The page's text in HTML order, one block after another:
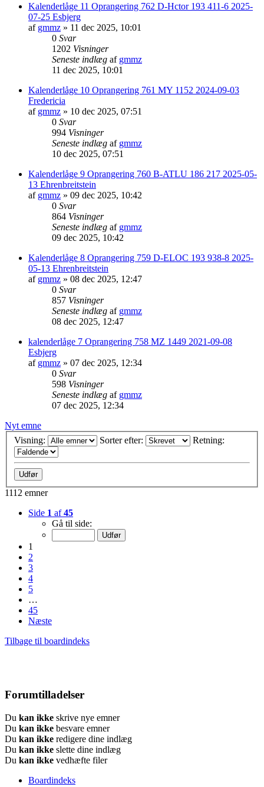
Kalenderlåge 11 Oprangering 762 D-Hctor 193 411-6 2025-
07-25 Esbjerg
af gmmz » 11 dec 2025, 10:01
0 Svar
1202 Visninger
Seneste indlæg af gmmz
11 dec 2025, 10:01
Kalenderlåge 10 Oprangering 761 MY 1152 2024-09-03
Fredericia
af gmmz » 10 dec 2025, 07:51
0 Svar
994 Visninger
Seneste indlæg af gmmz
10 dec 2025, 07:51
Kalenderlåge 9 Oprangering 760 B-ATLU 186 217 2025-05-
13 Ehrenbreitstein
af gmmz » 09 dec 2025, 10:42
0 Svar
864 Visninger
Seneste indlæg af gmmz
09 dec 2025, 10:42
Kalenderlåge 8 Oprangering 759 D-ELOC 193 938-8 2025-
05-13 Ehrenbreitstein
af gmmz » 08 dec 2025, 12:47
0 Svar
857 Visninger
Seneste indlæg af gmmz
08 dec 2025, 12:47
kalenderlåge 7 Oprangering 758 MZ 1449 2021-09-08
Esbjerg
af gmmz » 07 dec 2025, 12:34
0 Svar
598 Visninger
Seneste indlæg af gmmz
07 dec 2025, 12:34
Nyt emne
Visning:
Sorter efter: Retning:
1112 emner
Side 1 af45
Gå til side:
1
2
3
4
5
…
45
Næste
Tilbage til boardindeks
Forumtilladelser
Du kan ikke skrive nye emner
Du kan ikke besvare emner
Du kan ikke redigere dine indlæg
Du kan ikke slette dine indlæg
Du kan ikke vedhæfte filer
Boardindeks